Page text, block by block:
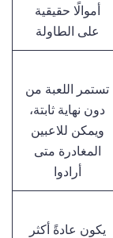
أموالًا حقيقية
على الطاولة
تستمر اللعبة من
دون نهاية ثابتة،
ويمكن للاعبين
المغادرة متى
أرادوا
يكون عادةً أكثر